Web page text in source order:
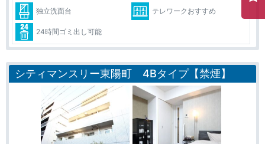
独立洗面台 テレワークおすすめ
24時間ゴミ出し可能
シティマンスリー東陽町 4Bタイプ【禁煙】